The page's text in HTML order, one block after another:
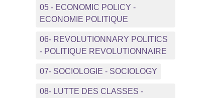
05 - ECONOMIC POLICY -
ECONOMIE POLITIQUE
06- REVOLUTIONNARY POLITICS
- POLITIQUE REVOLUTIONNAIRE
07- SOCIOLOGIE - SOCIOLOGY
08- LUTTE DES CLASSES -